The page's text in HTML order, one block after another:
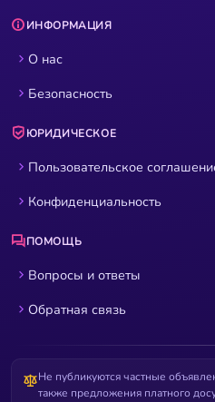
ИНФОРМАЦИЯ
О нас
Безопасность
ЮРИДИЧЕСКОЕ
Пользовательское
Конфиденциальность
ПОМОЩЬ
Вопросы и ответы
Обратная связь
Не публикуются частные
также предложения платного